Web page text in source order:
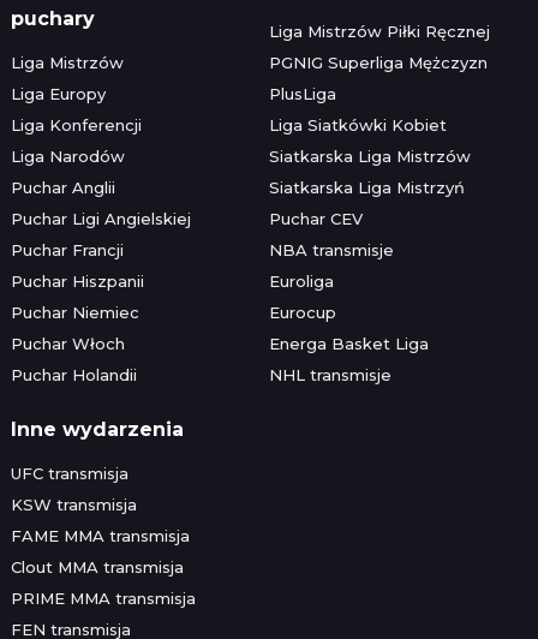
puchary
Liga Mistrzów
Liga Europy
Liga Konferencji
Liga Narodów
Puchar Anglii
Puchar Ligi Angielskiej
Puchar Francji
Puchar Hiszpanii
Puchar Niemiec
Puchar Włoch
Puchar Holandii
Liga Mistrzów Piłki Ręcznej
PGNIG Superliga Mężczyzn
PlusLiga
Liga Siatkówki Kobiet
Siatkarska Liga Mistrzów
Siatkarska Liga Mistrzyń
Puchar CEV
NBA transmisje
Euroliga
Eurocup
Energa Basket Liga
NHL transmisje
Inne wydarzenia
UFC transmisja
KSW transmisja
FAME MMA transmisja
Clout MMA transmisja
PRIME MMA transmisja
FEN transmisja